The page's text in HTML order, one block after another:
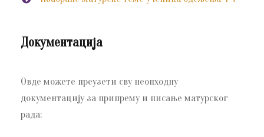
Документација
Овде можете преузети сву неопходну
документацију за припрему и писање матурског
рада: